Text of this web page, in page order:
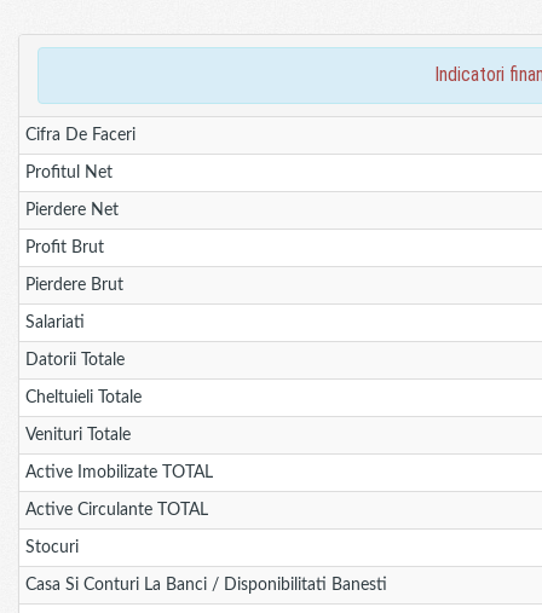
indicatori
Cifra De Faceri
Profitul Net
Pierdere Net
Profit Brut
Pierdere Brut
Salariati
Datorii Totale
Cheltuieli Totale
Venituri Totale
Active Imobilizate TOTAL
Active Circulante TOTAL
Stocuri
Casa Si Conturi La Banci / Disponibilitati Banesti